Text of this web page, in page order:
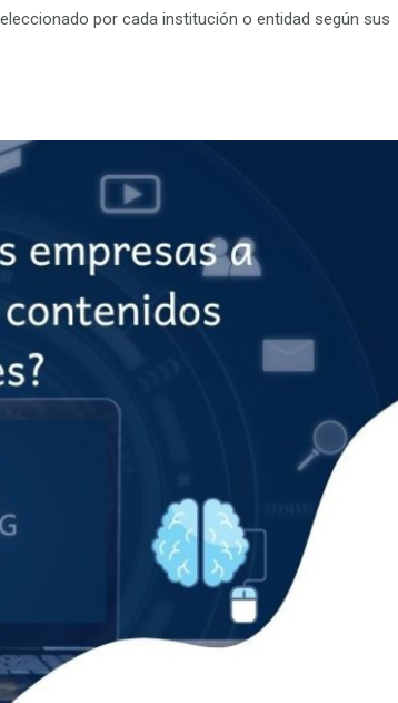
por cada institución o entidad según sus